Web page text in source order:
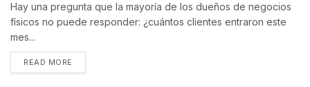
Hay una pregunta que la mayoría de los dueños de negocios
físicos no puede responder: ¿cuántos clientes entraron este
mes...
READ MORE